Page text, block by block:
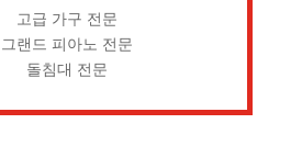
고급 가구 전문
그랜드 피아노 전문
돌침대 전문